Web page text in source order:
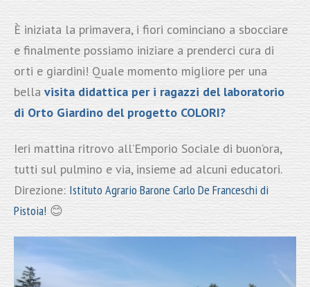
È iniziata la primavera, i fiori cominciano a sbocciare
e finalmente possiamo iniziare a prenderci cura di
orti e giardini! Quale momento migliore per una
bella visita didattica per i ragazzi del laboratorio
di Orto Giardino del progetto COLORI?
Ieri mattina ritrovo all’Emporio Sociale di buon’ora,
tutti sul pulmino e via, insieme ad alcuni educatori.
Direzione: Istituto Agrario Barone Carlo De Franceschi di
Pistoia!😊